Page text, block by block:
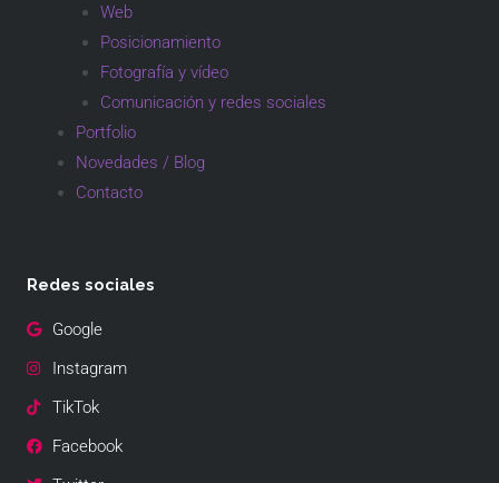
Web
Posicionamiento
Fotografía y vídeo
Comunicación y redes sociales
Portfolio
Novedades / Blog
Contacto
Redes sociales
Google
Instagram
TikTok
Facebook